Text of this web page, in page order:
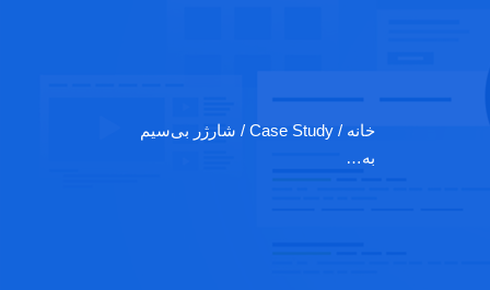
خانه
/ Case Study / شارژر بی‌سیم
به…